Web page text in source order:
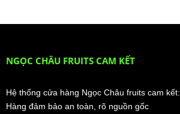
NGỌC CHÂU FRUITS CAM KẾT
Hệ thống cửa hàng Ngọc Châu fruits cam kết:
Hàng đảm bảo an toàn, rõ nguồn gốc